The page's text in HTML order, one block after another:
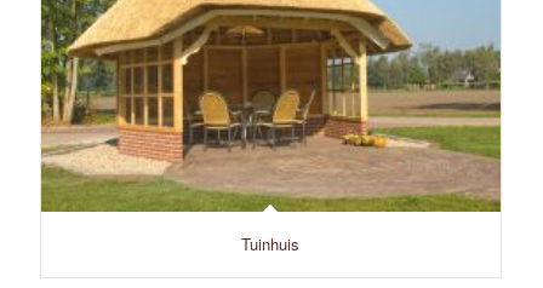
Tuinhuis